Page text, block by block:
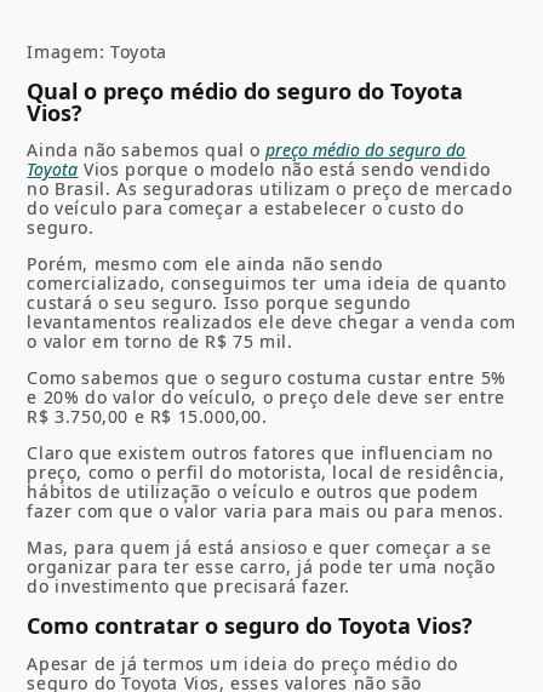
Imagem: Toyota
Qual o preço médio do seguro do Toyota
Vios?
Ainda não sabemos qual opreço médio do seguro do
Toyota Vios porque o modelo não está sendo vendido
no Brasil. As seguradoras utilizam o preço de mercado
do veículo para começar a estabelecer o custo do
seguro.
Porém, mesmo com ele ainda não sendo
comercializado, conseguimos ter uma ideia de quanto
custará o seu seguro. Isso porque segundo
levantamentos realizados ele deve chegar a venda com
o valor em torno de R$ 75 mil.
Como sabemos que o seguro costuma custar entre 5%
e 20% do valor do veículo, o preço dele deve ser entre
R$ 3.750,00 e R$ 15.000,00.
Claro que existem outros fatores que influenciam no
preço, como o perfil do motorista, local de residência,
hábitos de utilização o veículo e outros que podem
fazer com que o valor varia para mais ou para menos.
Mas, para quem já está ansioso e quer começar a se
organizar para ter esse carro, já pode ter uma noção
do investimento que precisará fazer.
Como contratar o seguro do Toyota Vios?
Apesar de já termos um ideia do preço médio do
seguro do Toyota Vios, esses valores não são